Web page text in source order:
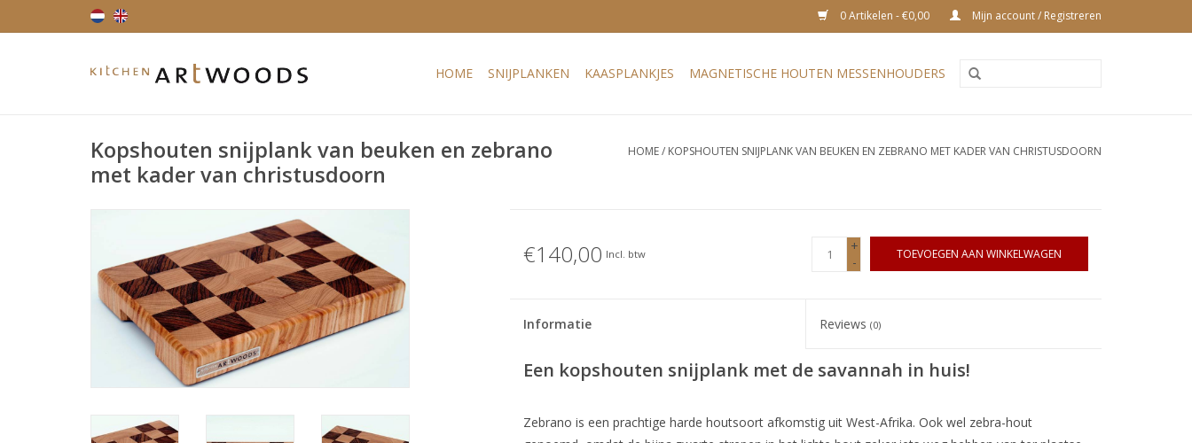
0 Artikelen - €0,00 Mijn account / Registreren
HOME SNIJPLANKEN KAASPLANKJES MAGNETISCHE HOUTEN MESSENHOUDERS
Kopshouten snijplank van beuken en zebrano
met kader van christusdoorn
HOME/ KOPSHOUTEN SNIJPLANK VAN BEUKEN EN ZEBRANO MET KADER VAN CHRISTUSDOORN
€140,00 Incl. btw
+
-
TOEVOEGEN AAN WINKELWAGEN
Informatie Reviews(0)
Een kopshouten snijplank met de savannah in huis!
Zebrano is een prachtige harde houtsoort afkomstig uit West-Afrika. Ook wel zebra-hout